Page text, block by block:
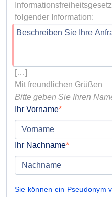
[…]
Bitte geben Sie Ihren
Ihr Vorname
Ihr Nachname
Sie können ein Pseudonym